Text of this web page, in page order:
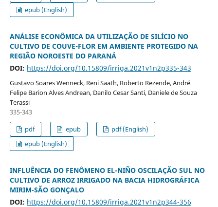
epub (English)
ANÁLISE ECONÔMICA DA UTILIZAÇÃO DE SILÍCIO NO
CULTIVO DE COUVE-FLOR EM AMBIENTE PROTEGIDO NA
REGIÃO NOROESTE DO PARANÁ
DOI: https://doi.org/10.15809/irriga.2021v1n2p335-343
Gustavo Soares Wenneck, Reni Saath, Roberto Rezende, André
Felipe Barion Alves Andrean, Danilo Cesar Santi, Daniele de Souza
Terassi
335-343
pdf
epub
pdf (English)
epub (English)
INFLUÊNCIA DO FENÔMENO EL-NIÑO OSCILAÇÃO SUL NO
CULTIVO DE ARROZ IRRIGADO NA BACIA HIDROGRÁFICA
MIRIM-SÃO GONÇALO
DOI: https://doi.org/10.15809/irriga.2021v1n2p344-356